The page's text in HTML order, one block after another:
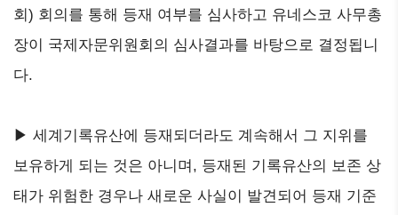
회) 회의를 통해 등재 여부를 심사하고 유네스코 사무총
장이 국제자문위원회의 심사결과를 바탕으로 결정됩니
다.
▶ 세계기록유산에 등재되더라도 계속해서 그 지위를
보유하게 되는 것은 아니며, 등재된 기록유산의 보존 상
태가 위험한 경우나 새로운 사실이 발견되어 등재 기준